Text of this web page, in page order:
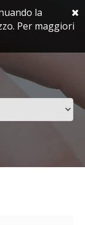
la
Per maggiori